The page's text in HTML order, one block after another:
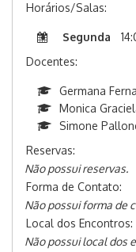
Horários/Salas:
Segunda
Docentes:
Germana
Monica
Simone
Reservas:
Não possui reservas.
Forma de Contato:
Não possui forma de
Local dos Encontros:
Não possui local dos